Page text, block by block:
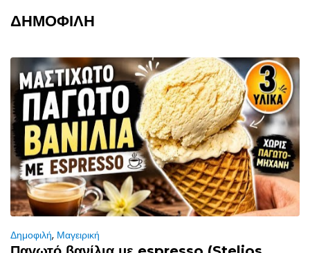
ΔΗΜΟΦΙΛΗ
Δημοφιλή, Μαγειρική